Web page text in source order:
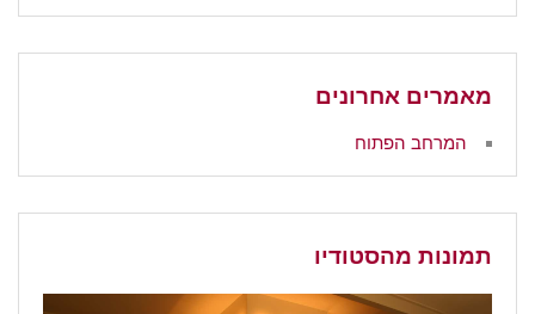
מאמרים אחרונים
המרחב הפתוח
תמונות מהסטודיו